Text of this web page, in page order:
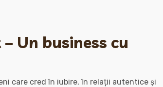
Un business cu
care cred în iubire, în relații autentice și